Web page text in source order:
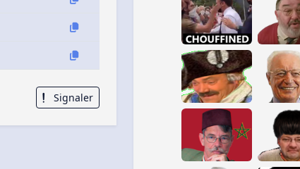
Signaler